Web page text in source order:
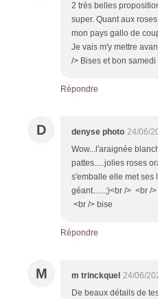
2 très belles
super. Quant aux
mon pays gallo de
Je vais m'y mettre
/> Bises et bon samedi
Répondre
D denyse photo 24/06/
Wow...l'araignée
pattes.....jolies roses
s'emballe elle met ses
géant......;)<br /> <br /
<br /> bise
Répondre
M m trinckquel 24/06/
De beaux détails de